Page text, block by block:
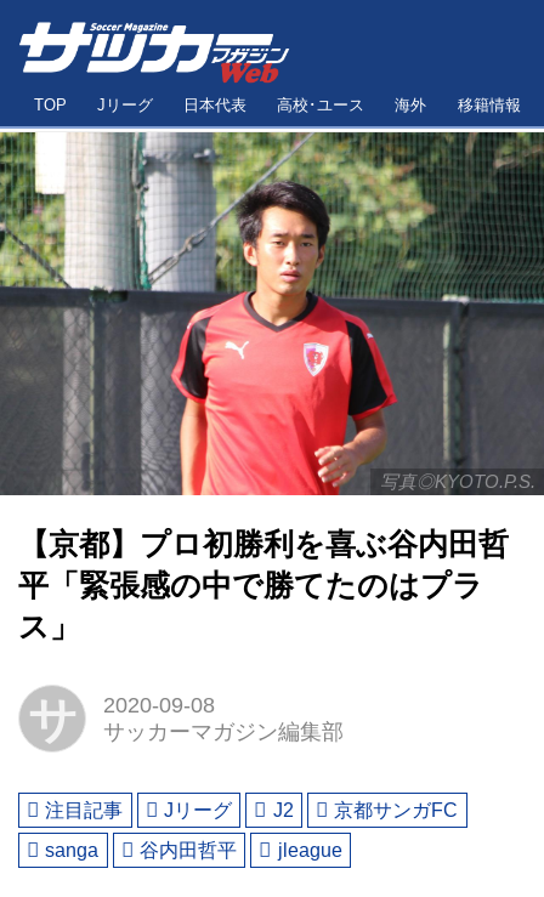
TOP Jリーグ 日本代表 高校･ユース 海外 移籍情報
写真◎KYOTO.P.S.
【京都】プロ初勝利を喜ぶ谷内田哲
平「緊張感の中で勝てたのはプラ
ス」
サ
2020-09-08
サッカーマガジン編集部
注目記事 Jリーグ J2
京都サンガFC
sanga
谷内田哲平 jleague